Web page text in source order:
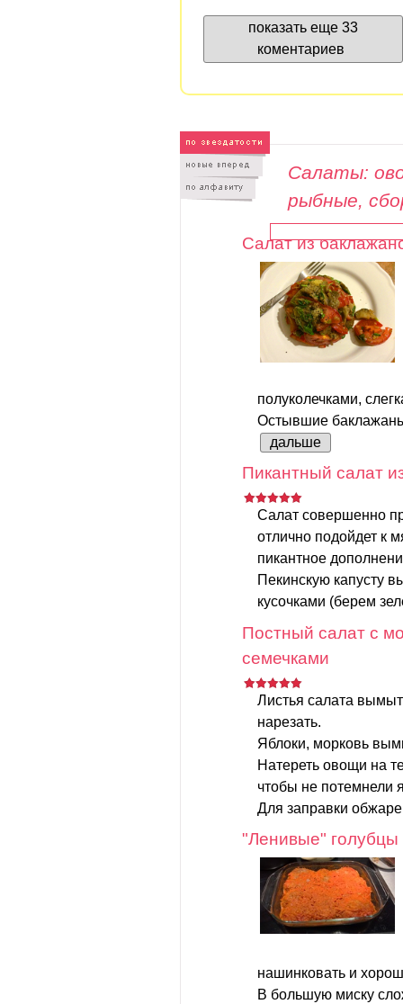
показать еще 33
коментариев
Салаты:
рыбные,
Салат из
полуколечками,
Остывшие
дальше
Пикантный салат
Салат совершенно
отлично подойдет к
пикантное
Пекинскую капусту
кусочками (берем
Постный салат с
семечками
Листья салата
нарезать.
Яблоки, морковь
Натереть овощи на
чтобы не потемнели
Для заправки
"Ленивые" голубцы
нашинковать и
В большую миску